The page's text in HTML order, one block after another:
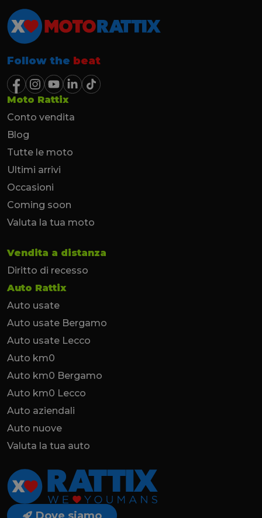
Follow the beat
Moto Rattix
Conto vendita
Blog
Tutte le moto
Ultimi arrivi
Occasioni
Coming soon
Valuta la tua moto
Vendita a distanza
Diritto di recesso
Auto Rattix
Auto usate
Auto usate Bergamo
Auto usate Lecco
Auto km0
Auto km0 Bergamo
Auto km0 Lecco
Auto aziendali
Auto nuove
Valuta la tua auto